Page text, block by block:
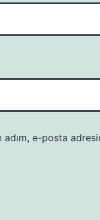
adım, e-posta